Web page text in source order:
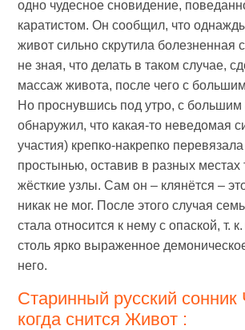
одно чудесное сновидение,
каратистом. Он сообщил, что
живот сильно скрутила болезненная
не зная, что делать в таком случае,
массаж живота, после чего с
Но проснувшись под утро, с большим
обнаружил, что какая-то неведомая
участия) крепко-накрепко
простынью, оставив в разных местах
жёсткие узлы. Сам он – клянётся –
никак не мог. После этого случая
стала относится к нему с опаской, т.
столь ярко выраженное
него.
Старинный русский сонник
когда снится Живот :